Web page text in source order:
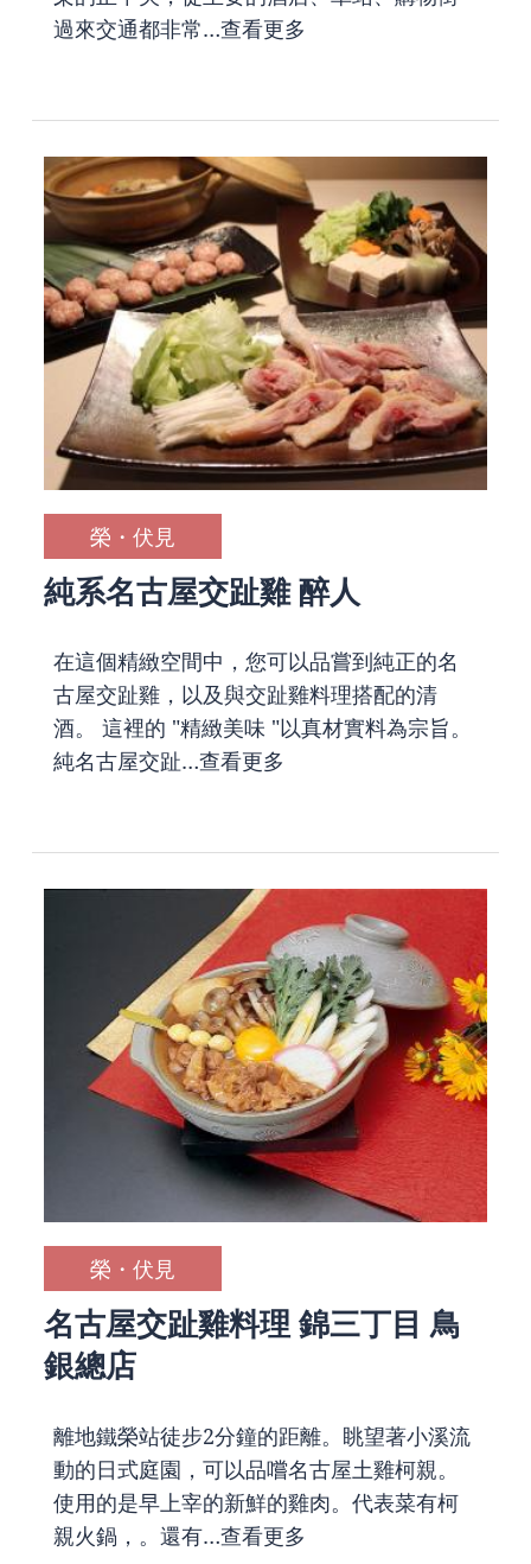
過來交通都非常…查看更多
榮・伏見
純系名古屋交趾雞 醉人
在這個精緻空間中，您可以品嘗到純正的名
古屋交趾雞，以及與交趾雞料理搭配的清
酒。 這裡的 "精緻美味 "以真材實料為宗旨。
純名古屋交趾…查看更多
榮・伏見
名古屋交趾雞料理 錦三丁目 鳥
銀總店
離地鐵榮站徒步2分鐘的距離。眺望著小溪流
動的日式庭園，可以品嚐名古屋土雞柯親。
使用的是早上宰的新鮮的雞肉。代表菜有柯
親火鍋，。還有…查看更多